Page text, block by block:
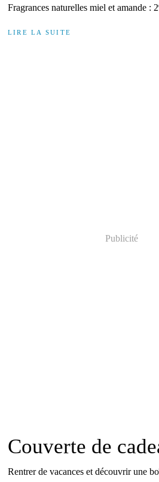
Fragrances naturelles miel et amande :
LIRE LA SUITE
Publicité
Couverte de
Rentrer de vacances et découvrir une